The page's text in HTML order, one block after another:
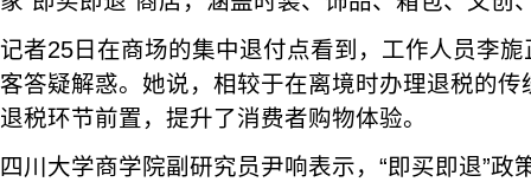
记者25日在商场的集中退付点看到，工作人员李
客答疑解惑。她说，相较于在离境时办理退税的传
退税环节前置，提升了消费者购物体验。
四川大学商学院副研究员尹响表示，“即买即退”政